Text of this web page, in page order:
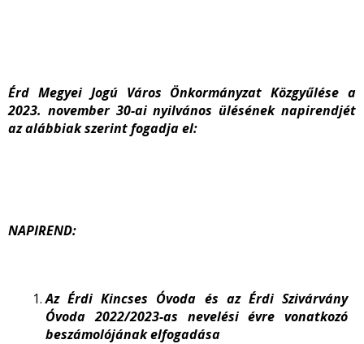
Érd Megyei Jogú Város Önkormányzat Közgyűlése a
2023. november 30-ai nyilvános ülésének napirendjét
az alábbiak szerint fogadja el:
NAPIREND:
Az Érdi Kincses Óvoda és az Érdi Szivárvány
Óvoda 2022/2023-as nevelési évre vonatkozó
beszámolójának elfogadása